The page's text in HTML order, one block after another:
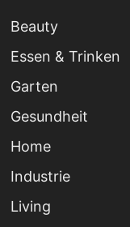
Beauty
Essen & Trinken
Garten
Gesundheit
Home
Industrie
Living